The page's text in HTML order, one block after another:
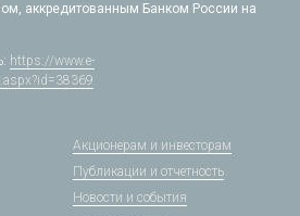
аккредитованным Банком России на
https://www.e-
Акционерам и инвесторам
Публикации и отчетность
Новости и события